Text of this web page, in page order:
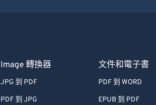
Image 轉換器
JPG 到 PDF
PDF 到 JPG
文件和電子書
PDF 到 WORD
EPUB 到 PDF